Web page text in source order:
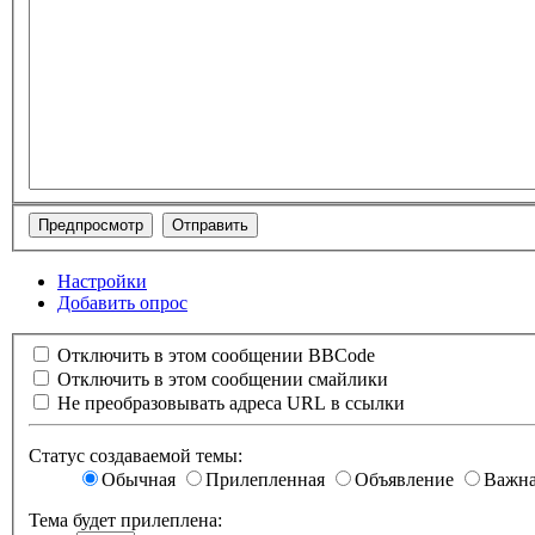
Настройки
Добавить опрос
Отключить в этом сообщении BBCode
Отключить в этом сообщении смайлики
Не преобразовывать адреса URL в ссылки
Статус создаваемой темы:
Обычная
Прилепленная Объявление
Тема будет прилеплена: